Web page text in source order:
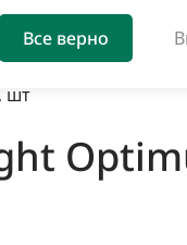
Все верно
шт